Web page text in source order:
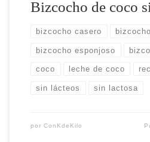
Bizcocho de coco
bizcocho casero
bizcocho esponjoso
coco leche de coco
sin lácteos sin lactosa
por ConKdeKilo